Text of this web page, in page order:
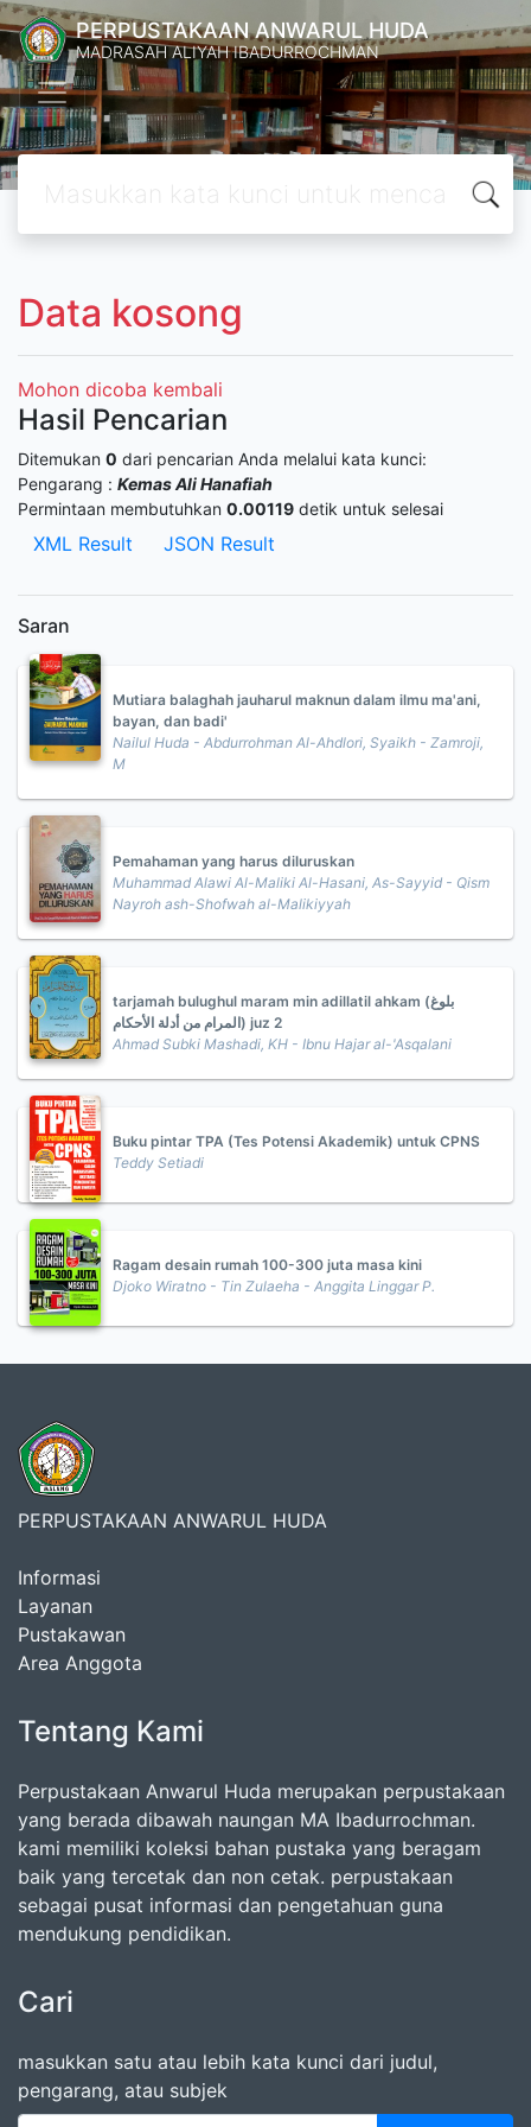
PERPUSTAKAAN ANWARUL HUDA
MADRASAH ALIYAH IBADURROCHMAN
Data kosong
Mohon dicoba kembali
Hasil Pencarian
Ditemukan 0 dari pencarian Anda melalui kata kunci:
Pengarang : Kemas Ali Hanafiah
Permintaan membutuhkan 0.00119 detik untuk selesai
XML Result JSON Result
Saran
Mutiara balaghah jauharul maknun dalam ilmu ma'ani,
bayan, dan badi'
Nailul Huda - Abdurrohman Al-Ahdlori, Syaikh - Zamroji,
M
Pemahaman yang harus diluruskan
Muhammad Alawi Al-Maliki Al-Hasani, As-Sayyid - Qism
Nayroh ash-Shofwah al-Malikiyyah
tarjamah bulughul maram min adillatil ahkam (بلوغ
المرام من أدلة الأحكام) juz 2
Ahmad Subki Mashadi, KH - Ibnu Hajar al-'Asqalani
Buku pintar TPA (Tes Potensi Akademik) untuk CPNS
Teddy Setiadi
Ragam desain rumah 100-300 juta masa kini
Djoko Wiratno - Tin Zulaeha - Anggita Linggar P.
PERPUSTAKAAN ANWARUL HUDA
Informasi
Layanan
Pustakawan
Area Anggota
Tentang Kami
Perpustakaan Anwarul Huda merupakan perpustakaan
yang berada dibawah naungan MA Ibadurrochman.
kami memiliki koleksi bahan pustaka yang beragam
baik yang tercetak dan non cetak. perpustakaan
sebagai pusat informasi dan pengetahuan guna
mendukung pendidikan.
Cari
masukkan satu atau lebih kata kunci dari judul,
pengarang, atau subjek